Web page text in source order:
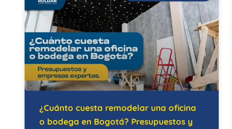
¿Cuánto cuesta remodelar una oficina
o bodega en Bogotá? Presupuestos y